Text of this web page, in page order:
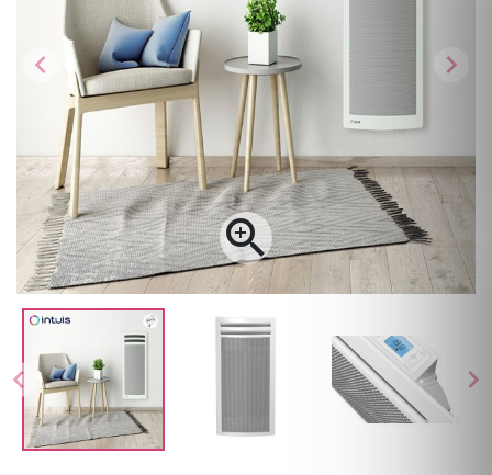
chevron_left chevron_right
chevron_left

chevron_right